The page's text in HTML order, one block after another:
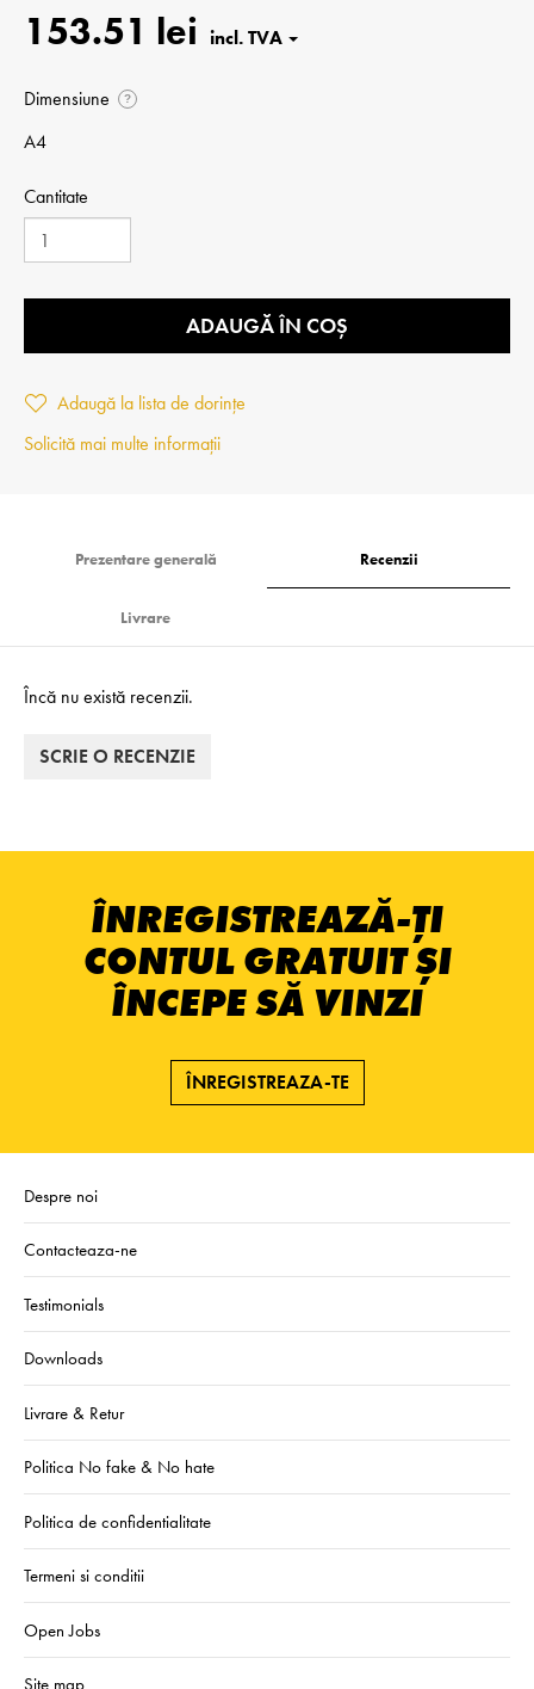
153.51 lei
Dimensiune ?
A4
Cantitate
ADAUGĂ ÎN COȘ
Adaugă la lista de dorințe
Solicită mai multe informații
Prezentare generală Recenzii
Livrare
Încă nu există recenzii.
SCRIE O RECENZIE
ÎNREGISTREAZĂ-ȚI
CONTUL GRATUIT ȘI
ÎNCEPE SĂ VINZI
ÎNREGISTREAZA-TE
Despre noi
Contacteaza-ne
Testimonials
Downloads
Livrare & Retur
Politica No fake & No hate
Politica de confidentialitate
Termeni si conditii
Open Jobs